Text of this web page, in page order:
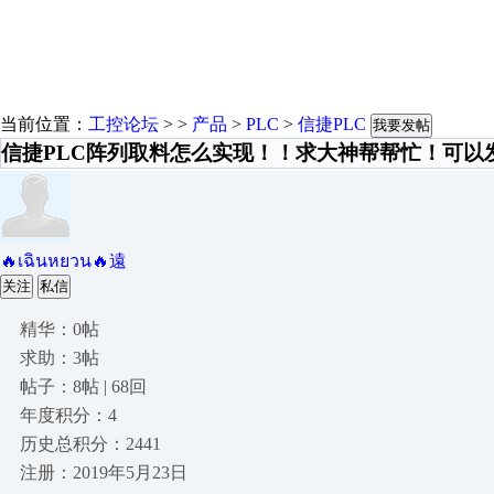
当前位置： 工控论坛 > > 产品 > PLC > 信捷PLC 我要发帖
信捷PLC阵列取料怎么实现！！求大神帮帮忙！可以
🔥เฉินหยวน🔥遠
关注 私信
精华：0帖
求助：3帖
帖子：8帖 | 68回
年度积分：4
历史总积分：2441
注册：2019年5月23日